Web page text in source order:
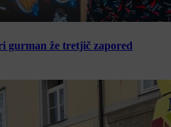
gurman že tretjič zapored